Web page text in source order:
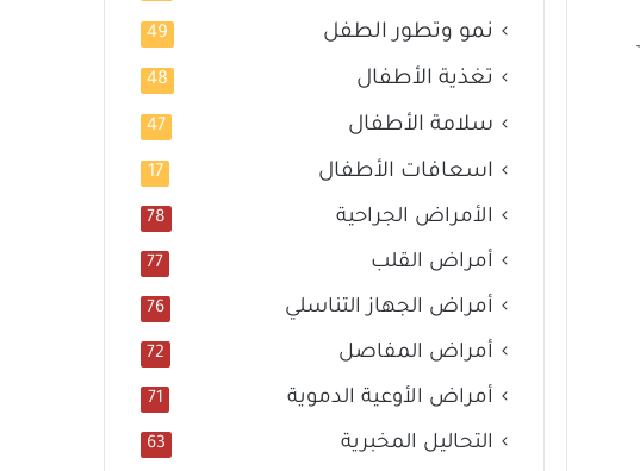
نمو وتطور الطفل 49
تغذية الأطفال 48
سلامة الأطفال 47
اسعافات الأطفال 17
الأمراض الجراحية 78
أمراض القلب 77
أمراض الجهاز التناسلي 76
أمراض المفاصل 72
أمراض الأوعية الدموية 71
التحاليل المخبرية 63